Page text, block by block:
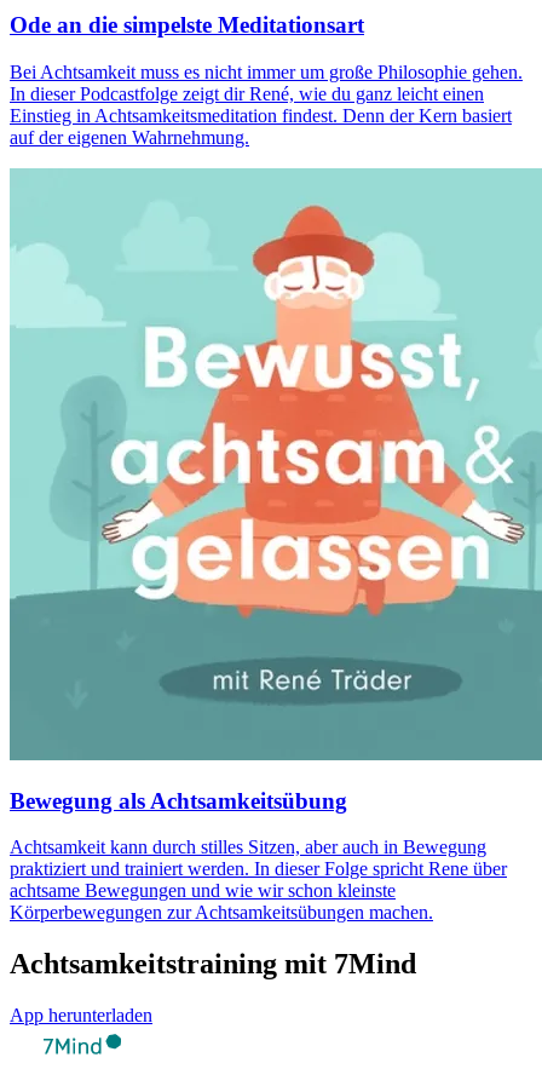
Ode an die simpelste Meditationsart
Bei Achtsamkeit muss es nicht immer um große Phi­lo­so­phie gehen.
In dieser Podcastfolge zeigt dir René, wie du ganz leicht einen
Einstieg in Achtsamkeitsmeditation findest. Denn der Kern basiert
auf der eigenen Wahrnehmung.
Bewegung als Achtsamkeitsübung
Achtsamkeit kann durch stilles Sitzen, aber auch in Bewegung
praktiziert und trainiert werden. In dieser Folge spricht Rene über
achtsame Bewegungen und wie wir schon kleinste
Körperbewegungen zur Achtsamkeitsübungen machen.
Achtsamkeitstraining mit 7Mind
App herunterladen